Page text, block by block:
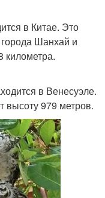
в Китае. Это
Шанхай и
километра.
в Венесуэле.
высоту 979 метров.